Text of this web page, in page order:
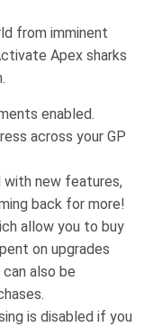
from imminent
Apex sharks
enabled.
across your GP
with new features,
back for more!
allow you to buy
on upgrades
also be
is disabled if you